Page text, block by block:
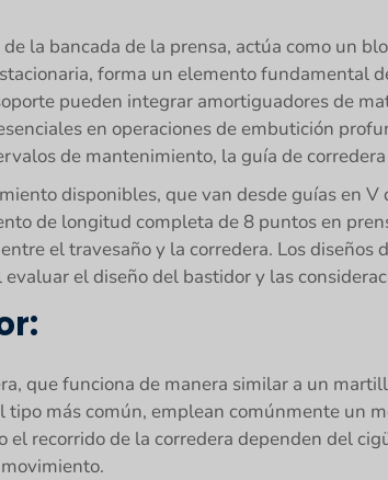
la bancada de la prensa, actúa como un
forma un elemento fundamental
pueden integrar amortiguadores de
en operaciones de embutición
de mantenimiento, la guía de
disponibles, que van desde guías en
de longitud completa de 8 puntos en
el travesaño y la corredera. Los
el diseño del bastidor y las
que funciona de manera similar a un
tipo más común, emplean comúnmente un
el recorrido de la corredera dependen del